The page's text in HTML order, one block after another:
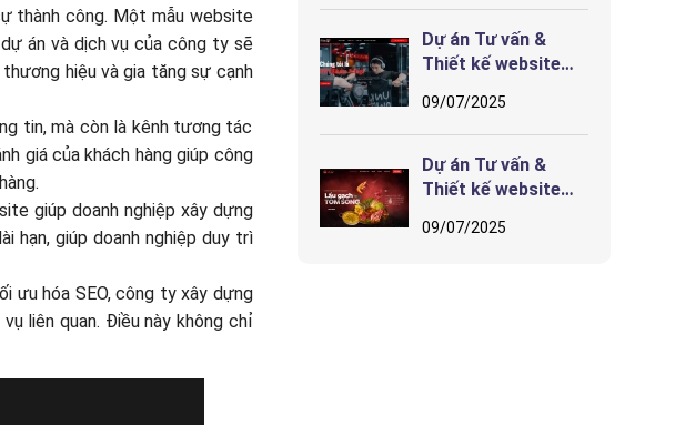
thành công. Một mẫu website
án và dịch vụ của công ty sẽ
hiệu và gia tăng sự cạnh
tin, mà còn là kênh tương tác
giá của khách hàng giúp công
giúp doanh nghiệp xây dựng
hạn, giúp doanh nghiệp duy trì
ưu hóa SEO, công ty xây dựng
liên quan. Điều này không chỉ
hướng tương lai
Dự án Tư vấn &
Thiết kế website
09/07/2025
Dự án Tư vấn &
Thiết kế website
Phòng
09/07/2025